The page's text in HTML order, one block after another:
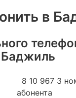
в
Баджиль
8 10 967 3
абонента